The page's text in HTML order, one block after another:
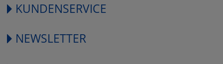
KUNDENSERVICE
NEWSLETTER